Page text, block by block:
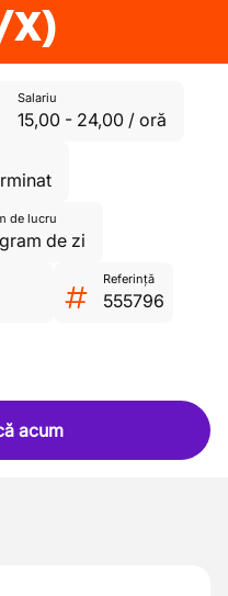
X)
Salariu
15,00 - 24,00 / oră
de lucru
de zi
Referință
555796
acum